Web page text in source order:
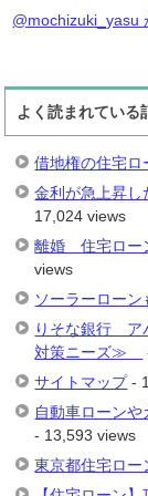
@mochizuki_yasu
よく読まれている
借地権の住宅ロ
金利が急上昇し
17,024 views
離婚 住宅ロー
views
ソーラーローン
りそな銀行 ア
対策ニーズ≫
サイトマップ-
自動車ローン
- 13,593 views
東京都住宅ロー